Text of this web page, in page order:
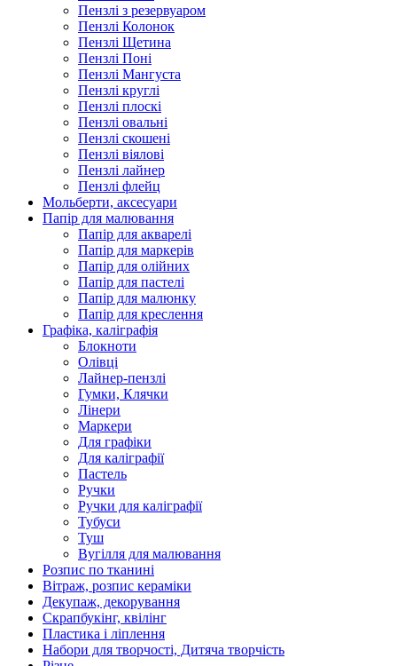
Пензлі з резервуаром
Пензлі Колонок
Пензлі Щетина
Пензлі Поні
Пензлі Мангуста
Пензлі круглі
Пензлі плоскі
Пензлі овальні
Пензлі скошені
Пензлі віялові
Пензлі лайнер
Пензлі флейц
Мольберти, аксесуари
Папір для малювання
Папір для акварелі
Папір для маркерів
Папір для олійних
Папір для пастелі
Папір для малюнку
Папір для креслення
Графіка, каліграфія
Блокноти
Олівці
Лайнер-пензлі
Гумки, Клячки
Лінери
Маркери
Для графіки
Для каліграфії
Пастель
Ручки
Ручки для каліграфії
Тубуси
Туш
Вугілля для малювання
Розпис по тканині
Вітраж, розпис кераміки
Декупаж, декорування
Скрапбукінг, квілінг
Пластика і ліплення
Набори для творчості, Дитяча творчість